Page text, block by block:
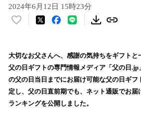
2024年6月12日 15時23分
い
！
数
を
読
込
大切なお父さんへ、感謝の気持ちをギフトと
父の日ギフトの専門情報メディア「父の日.jp
の父の日当日までにお届け可能な父の日ギフ
定し、父の日直前期でも、ネット通販でお届
ランキングを公開しました。